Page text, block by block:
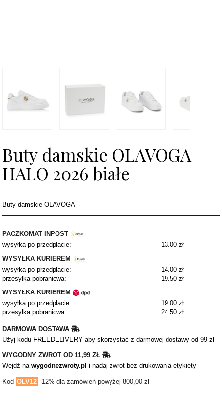
Buty damskie OLAVOGA
HALO 2026 białe
Buty damskie OLAVOGA
PACZKOMAT INPOST
wysyłka po przedpłacie:
13.00 zł
WYSYŁKA KURIEREM
wysyłka po przedpłacie:
14.00 zł
przesyłka pobraniowa:
19.50 zł
WYSYŁKA KURIEREM
wysyłka po przedpłacie:
19.00 zł
przesyłka pobraniowa:
24.50 zł
DARMOWA DOSTAWA
Użyj kodu FREEDELIVERY aby skorzystać z darmowej dostawy od 99 zł
WYGODNY ZWROT OD 11,99 ZŁ
Wejdź na wygodnezwroty.pl i nadaj zwrot bez drukowania etykiety
Kod OLV12 -12% dla zamówień powyżej 800,00 zł